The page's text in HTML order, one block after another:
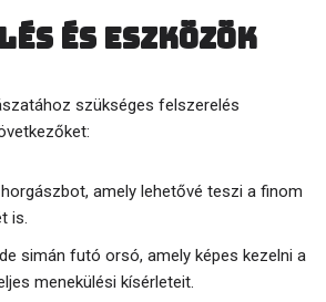
és eszközök
szükséges felszerelés
amely lehetővé teszi a finom
is.
simán futó orsó, amely képes kezelni a
menekülési kísérleteit.